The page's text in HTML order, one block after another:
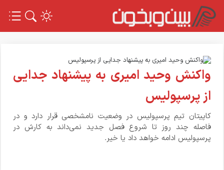
واکنش وحید امیری به پیشنهاد جدایی
از پرسپولیس
کاپیتان تیم پرسپولیس در وضعیت نامشخصی قرار دارد و در
فاصله چند روز تا شروع فصل جدید نمی‌داند به کارش در
پرسپولیس ادامه خواهد داد یا خیر.